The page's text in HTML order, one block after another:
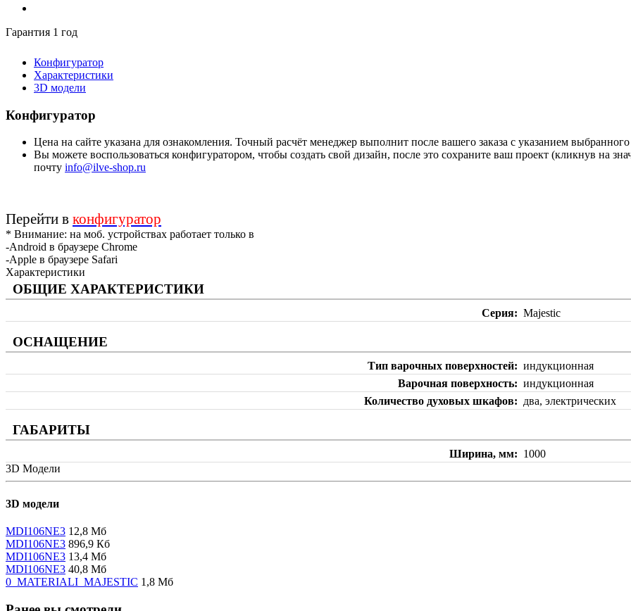
Гарантия 1 год
Конфигуратор
Характеристики
3D модели
Конфигуратор
Цена на сайте указана для ознакомления. Точный расчёт менеджер выполнит после вашего заказа с указанием
Вы можете воспользоваться конфигуратором, чтобы создать свой дизайн, после это сохраните ваш проект (кликнув на
почту info@ilve-shop.ru
Перейти в конфигуратор
* Внимание: на моб. устройствах работает только в
-Android в браузере Chrome
-Apple в браузере Safari
Характеристики
ОБЩИЕ ХАРАКТЕРИСТИКИ
Серия Majestic
ОСНАЩЕНИЕ
Тип варочных поверхностей
индукционная
Варочная поверхность
индукционная
Количество духовых шкафов
два, электрических
ГАБАРИТЫ
Ширина, мм
1000
3D Модели
3D модели
MDI106NE3 12,8 Мб
MDI106NE3 896,9 Кб
MDI106NE3 13,4 Мб
MDI106NE3 40,8 Мб
0_MATERIALI_MAJESTIC 1,8 Мб